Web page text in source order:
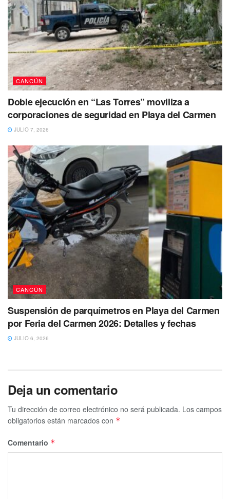
CANCÚN
Doble ejecución en “Las Torres” moviliza a
corporaciones de seguridad en Playa del Carmen
JULIO 7, 2026
CANCÚN
Suspensión de parquímetros en Playa del Carmen
por Feria del Carmen 2026: Detalles y fechas
JULIO 6, 2026
Deja un comentario
Tu dirección de correo electrónico no será publicada. Los campos
obligatorios están marcados con *
Comentario *